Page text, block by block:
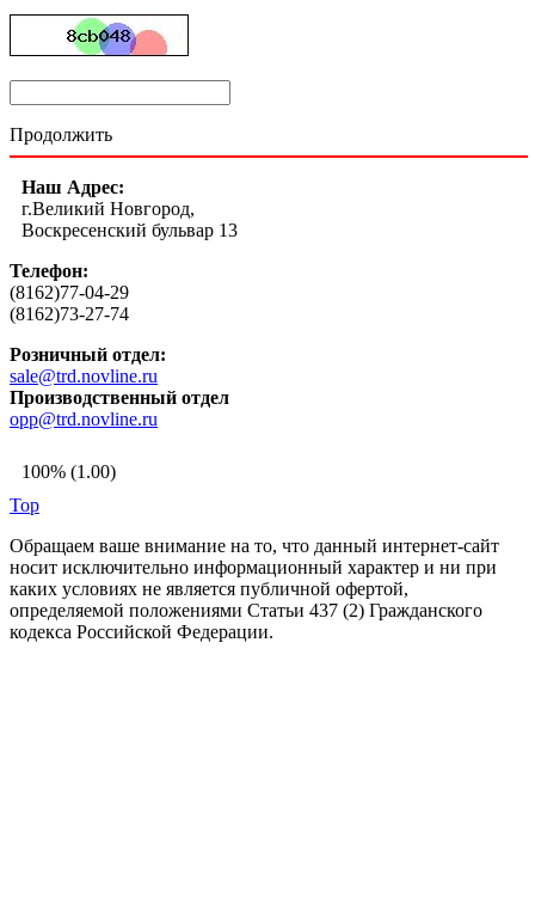
Продолжить
Наш Адрес:
г.Великий Новгород,
Воскресенский бульвар 13
Телефон:
(8162)77-04-29
(8162)73-27-74
Розничный отдел:
sale@trd.novline.ru
Производственный отдел
opp@trd.novline.ru
100% (1.00)
Top
Обращаем ваше внимание на то, что данный интернет-сайт
носит исключительно информационный характер и ни при
каких условиях не является публичной офертой,
определяемой положениями Статьи 437 (2) Гражданского
кодекса Российской Федерации.